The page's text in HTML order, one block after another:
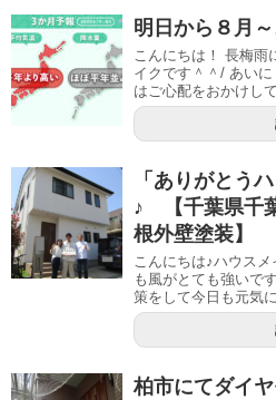
明日から８月～
こんにちは！ 長梅雨
イクです＾＾/ あい
はご心配をおかけし
「ありがとう
♪ 【千葉県千
根外壁塗装】
こんにちは♪ハウス
も風がとても強いで
策をして今日も元気
柏市にてダイ